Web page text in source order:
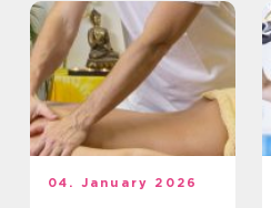
04. January 2026